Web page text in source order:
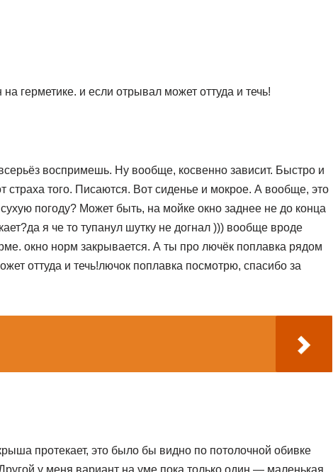
герметике. и если отрывал может оттуда и течь!
воспримешь. Ну вообще, косвенно зависит. Быстро и
того. Писаются. Вот сиденье и мокрое. А вообще, это
погоду? Может быть, на мойке окно заднее не до конца
я че то тупанул шутку не догнал ))) вообще вроде
окно норм закрывается. А ты про лючёк поплавка рядом
оттуда и течь!лючок поплавка посмотрю, спасибо за
протекает, это было бы видно по потолочной обивке